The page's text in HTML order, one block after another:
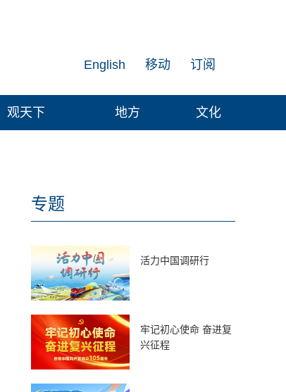
订阅
移动
English
观天下 地方 文化
专题
活力中国调研行
牢记初心使命 奋进复
兴征程